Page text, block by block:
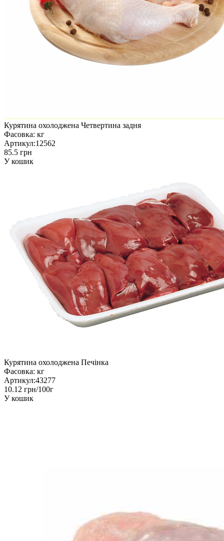
Курятина охолоджена Четвертина задня
Фасовка: кг
Артикул:12562
85.5 грн
У кошик
Курятина охолоджена Печінка
Фасовка: кг
Артикул:43277
10.12 грн/100г
У кошик